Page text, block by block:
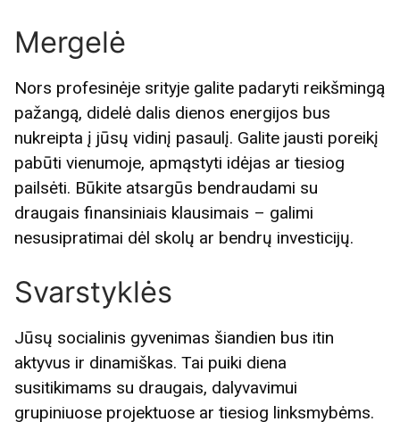
Mergelė
Nors profesinėje srityje galite padaryti reikšmingą
pažangą, didelė dalis dienos energijos bus
nukreipta į jūsų vidinį pasaulį. Galite jausti poreikį
pabūti vienumoje, apmąstyti idėjas ar tiesiog
pailsėti. Būkite atsargūs bendraudami su
draugais finansiniais klausimais – galimi
nesusipratimai dėl skolų ar bendrų investicijų.
Svarstyklės
Jūsų socialinis gyvenimas šiandien bus itin
aktyvus ir dinamiškas. Tai puiki diena
susitikimams su draugais, dalyvavimui
grupiniuose projektuose ar tiesiog linksmybėms.